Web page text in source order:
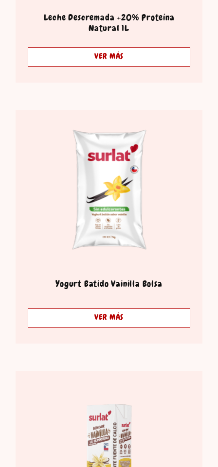
Leche Descremada +20% Proteína
Natural 1L
VER MÁS
Yogurt Batido Vainilla Bolsa
VER MÁS